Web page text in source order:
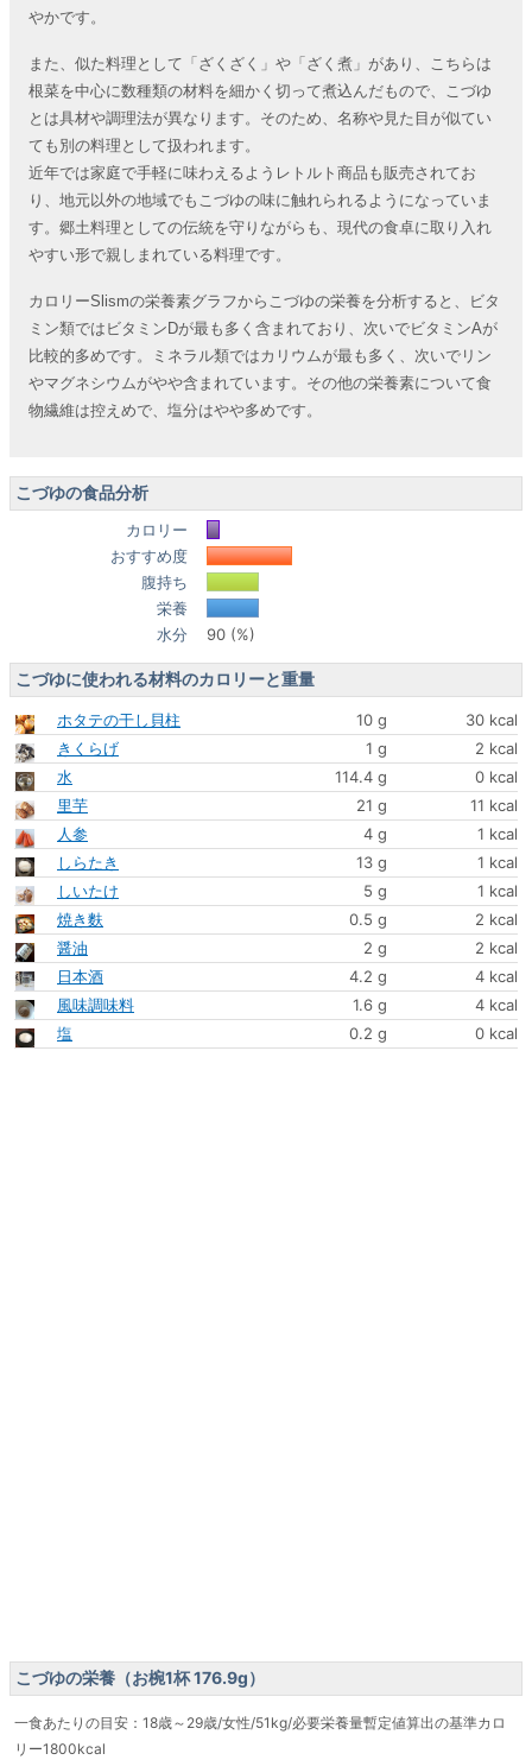
やかです。
また、似た料理として「ざくざく」や「ざく煮」があり、こちらは
根菜を中心に数種類の材料を細かく切って煮込んだもので、こづゆ
とは具材や調理法が異なります。そのため、名称や見た目が似てい
ても別の料理として扱われます。
近年では家庭で手軽に味わえるようレトルト商品も販売されてお
り、地元以外の地域でもこづゆの味に触れられるようになっていま
す。郷土料理としての伝統を守りながらも、現代の食卓に取り入れ
やすい形で親しまれている料理です。
カロリーSlismの栄養素グラフからこづゆの栄養を分析すると、ビタ
ミン類ではビタミンDが最も多く含まれており、次いでビタミンAが
比較的多めです。ミネラル類ではカリウムが最も多く、次いでリン
やマグネシウムがやや含まれています。その他の栄養素について食
物繊維は控えめで、塩分はやや多めです。
こづゆの食品分析
カロリー
おすすめ度
腹持ち
栄養
水分
90 (%)
こづゆに使われる材料のカロリーと重量
ホタテの干し貝柱 10 g
30 kcal
きくらげ
1 g
2 kcal
水
114.4 g
0 kcal
里芋
21 g
11 kcal
人参
4 g
1 kcal
しらたき
13 g
1 kcal
しいたけ
5 g
1 kcal
焼き麩
0.5 g
2 kcal
醤油
2 g
2 kcal
日本酒
4.2 g
4 kcal
風味調味料
1.6 g
4 kcal
塩
0.2 g 0 kcal
こづゆの栄養（お椀1杯 176.9g）
一食あたりの目安：18歳～29歳/女性/51kg/必要栄養量暫定値算出の基準カロ
リー1800kcal